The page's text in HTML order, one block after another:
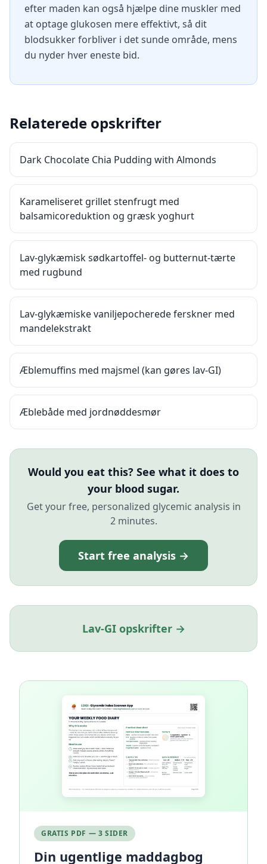
efter maden kan også hjælpe dine muskler med
at optage glukosen mere effektivt, så dit
blodsukker forbliver i det sunde område, mens
du nyder hver eneste bid.
Relaterede opskrifter
Dark Chocolate Chia Pudding with Almonds
Karameliseret grillet stenfrugt med
balsamicoreduktion og græsk yoghurt
Lav-glykæmisk sødkartoffel- og butternut-tærte
med rugbund
Lav-glykæmiske vaniljepocherede ferskner med
mandelekstrakt
Æblemuffins med majsmel (kan gøres lav-GI)
Æblebåde med jordnøddesmør
Would you eat this? See what it does to
your blood sugar.
Get your free, personalized glycemic analysis in
2 minutes.
Start free analysis →
Lav-GI opskrifter →
GRATIS PDF — 3 SIDER
Din ugentlige maddagbog